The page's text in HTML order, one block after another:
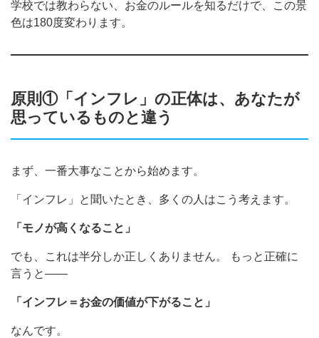
学校では教わらない、お金のルールを知るだけで、この景
色は180度変わります。
原則①「インフレ」の正体は、あなたが
思っているものと違う
まず、一番大事なことから始めます。
「インフレ」と聞いたとき、多くの人はこう考えます。
「モノが高くなること」
でも、これは半分しか正しくありません。 もっと正確に
言うと——
「インフレ＝お金の価値が下がること」
なんです。